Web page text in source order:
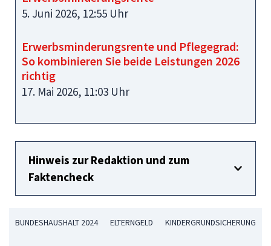
5. Juni 2026, 12:55 Uhr
Erwerbsminderungsrente und Pflegegrad:
So kombinieren Sie beide Leistungen 2026
richtig
17. Mai 2026, 11:03 Uhr
Hinweis zur Redaktion und zum
Faktencheck
BUNDESHAUSHALT 2024 ELTERNGELD KINDERGRUNDSICHERUNG